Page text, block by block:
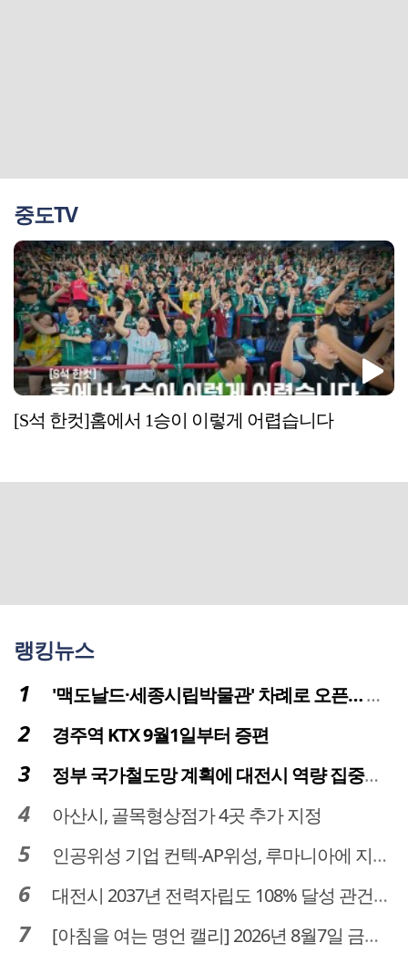
중도TV
[S석 한컷]홈에서 1승이 이렇게 어렵습니다
랭킹뉴스
'맥도날드·세종시립박물관' 차례로 오픈… 고운동 정주여건 좋아진다
경주역 KTX 9월1일부터 증편
정부 국가철도망 계획에 대전시 역량 집중해야
아산시, 골목형상점가 4곳 추가 지정
인공위성 기업 컨텍-AP위성, 루마니아에 지상국 시스템 전수
대전시 2037년 전력자립도 108% 달성 관건은 '주민 수용성'
[아침을 여는 명언 캘리] 2026년 8월7일 금요일